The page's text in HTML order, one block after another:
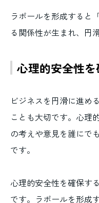
ラポールを形成すると
る関係性が生まれ、円
心理的安全性を
ビジネスを円滑に進め
ことも大切です。心理
の考えや意見を誰にで
です。
心理的安全性を確保す
です。ラポールを形成